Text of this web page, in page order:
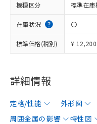
機種区分 標準在庫
在庫状況 〇
標準価格(税別) ¥ 12,200
詳細情報
定格/性能 外形図
周囲金属の影響
特性図